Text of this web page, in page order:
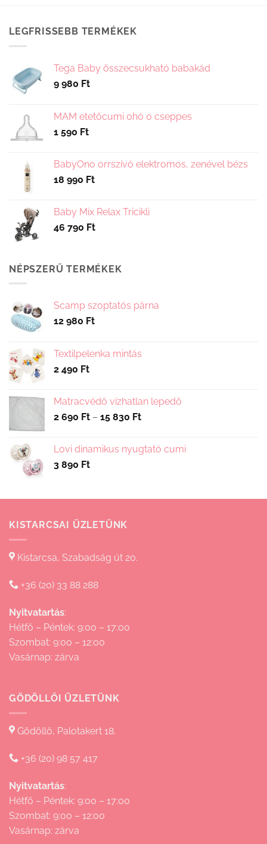
LEGFRISSEBB TERMÉKEK
Tega Baby összecsukható babakád
9 980 Ft
MAM etetőcumi 0hó 0 cseppes
1 590 Ft
BabyOno orrszívó elektromos, zenével bézs
18 990 Ft
Baby Mix Relax Tricikli
46 790 Ft
NÉPSZERŰ TERMÉKEK
Scamp szoptatós párna
12 980 Ft
Textilpelenka mintás
2 490 Ft
Matracvédő vízhatlan lepedő
2 690 Ft – 15 830 FtÁrtartomány:
-
Lovi dinamikus nyugtató cumi
3 890 Ft
KISTARCSAI ÜZLETÜNK
Kistarcsa, Szabadság út 20.
+36 (20) 33 88 288
Nyitvatartás:
Hétfő – Péntek: 9:00 – 17:00
Szombat: 9:00 – 12:00
Vasárnap: zárva
GÖDÖLLŐI ÜZLETÜNK
Gödöllő, Palotakert 18.
+36 (20) 98 57 417
Nyitvatartás:
Hétfő – Péntek: 9:00 – 17:00
Szombat: 9:00 – 12:00
Vasárnap: zárva